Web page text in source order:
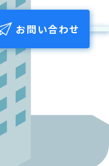
お問い合わせ